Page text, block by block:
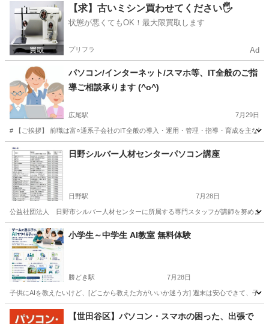
東京 中央区 ワード
【求】古いミシン買わせてください🖐️
状態が悪くてもOK！最大限買取します
プリフラ Ad
パソコン/インターネット/スマホ等、IT全般のご指
導ご相談承ります (^o^)
広尾駅 7月29日
# 【ご挨拶】 前職は富○通系子会社のIT全般の導入・運用・管理・指導・育成を主な
東京 渋谷区 広尾駅 Windows総合 料金
日野シルバー人材センターパソコン講座
日野駅 7月28日
公益社団法人 日野市シルバー人材センターに所属する専門スタッフが講師を努めま
東京 日野市 日野駅 その他 シルバー人材センター
小学生～中学生 AI教室 無料体験
勝どき駅 7月28日
子供にAIを教えたいけど、[どこから教えた方がいいか迷う方] 週末は安心できて、子
東京 中央区 勝どき駅 パソコン
【世田谷区】パソコン・スマホの困った、出張で